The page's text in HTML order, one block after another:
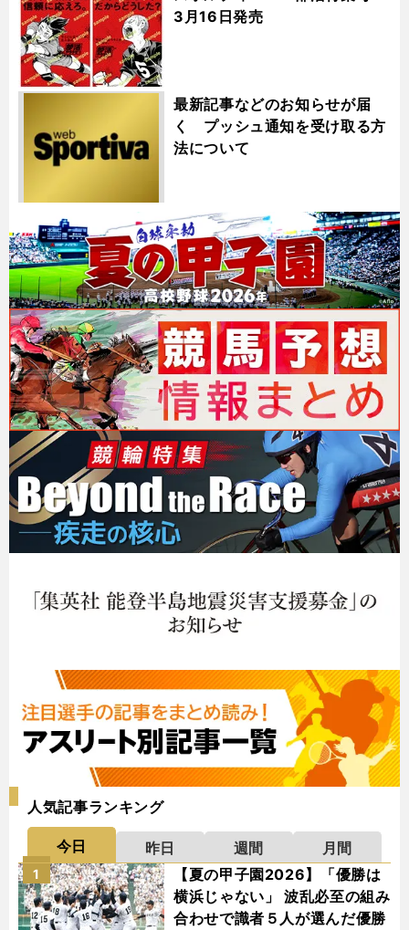
3月16日発売
最新記事などのお知らせが届
く プッシュ通知を受け取る方
法について
人気記事ランキング
今日 昨日 週間
月間
【夏の甲子園2026】「優勝は
横浜じゃない」 波乱必至の組み
合わせで識者５人が選んだ優勝
1